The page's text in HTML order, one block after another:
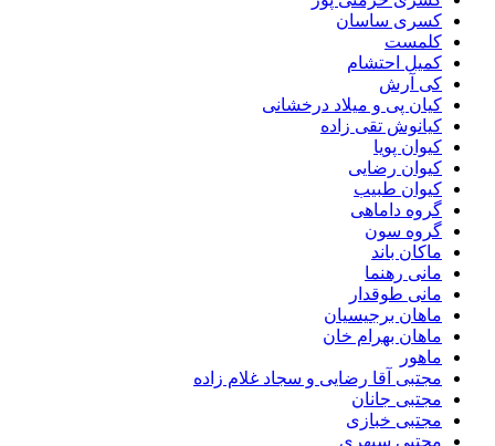
کسری ساسان
کلمست
کمیل احتشام
کی آرش
کیان پی و میلاد درخشانی
کیانوش تقی زاده
کیوان پویا
کیوان رضایی
کیوان طبیب
گروه داماهی
گروه سون
ماکان باند
مانی رهنما
مانی طوقدار
ماهان برجیسیان
ماهان بهرام خان
ماهور
مجتبی آقا رضایی و سجاد غلام زاده
مجتبی جانان
مجتبی خبازی
مجتبی سپهری